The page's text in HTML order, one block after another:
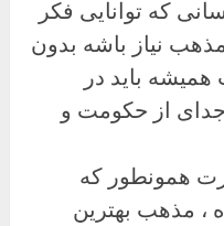
که توانایی فکر
نیاز باشه بدون
باید در
از حکومت و
همونطور که
، مذهب بهترین